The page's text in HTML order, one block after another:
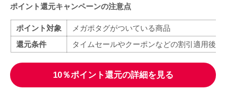
ポイント還元キャンペーンの注意点
ポイント対象
メガポタグがついている商品
還元条件
タイムセールやクーポンなどの割引適用後
10％ポイント還元の詳細を見る